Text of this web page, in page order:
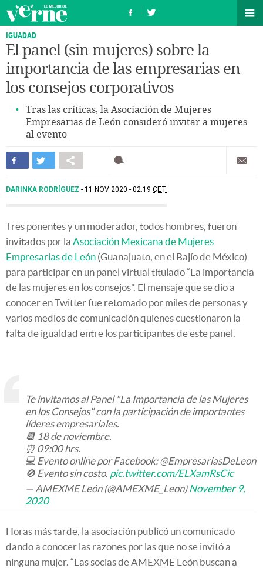
IGUADAD
El panel (sin mujeres) sobre la
importancia de las empresarias en
los consejos corporativos
Tras las críticas, la Asociación de Mujeres
Empresarias de León consideró invitar a mujeres
al evento
DARINKA RODRÍGUEZ 11 NOV 2020 - 02:19 CET
Tres ponentes y un moderador, todos hombres, fueron
invitados por la Asociación Mexicana de Mujeres
Empresarias de León (Guanajuato, en el Bajío de México)
para participar en un panel virtual titulado “La importancia
de las mujeres en los consejos”. El mensaje que se dio a
conocer en Twitter fue retomado por miles de personas y
varios medios de comunicación quienes cuestionaron la
falta de igualdad entre los participantes de este panel.
Te invitamos al Panel "La Importancia de las Mujeres
en los Consejos" con la participación de importantes
líderes empresariales.
📆 18 de noviembre.
⏰ 09:00 hrs.
💻 Evento online por Facebook: @EmpresariasDeLeon
🚫 Evento sin costo. pic.twitter.com/ELXamRsCic
— AMEXME León (@AMEXME_Leon)November 9,
2020
Horas más tarde, la asociación publicó un comunicado
dando a conocer las razones por las que no se invitó a
ninguna mujer. “Las socias de AMEXME León buscan a